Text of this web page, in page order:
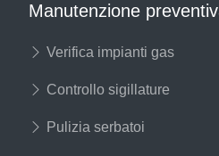
Manutenzione
Verifica impianti gas
Controllo sigillature
Pulizia serbatoi